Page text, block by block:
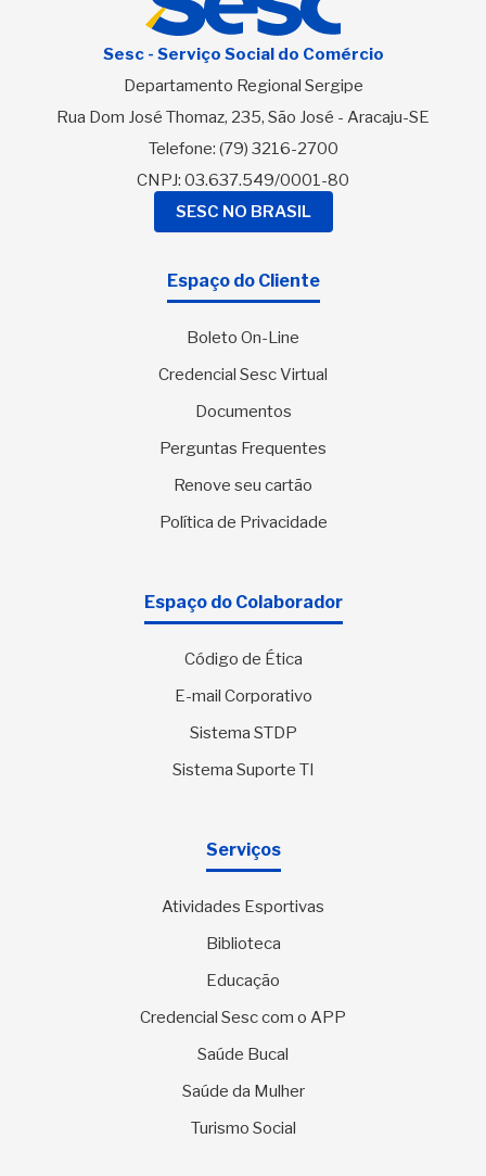
Sesc - Serviço Social do Comércio
Departamento Regional Sergipe
Rua Dom José Thomaz, 235, São José - Aracaju-SE
Telefone: (79) 3216-2700
CNPJ: 03.637.549/0001-80
SESC NO BRASIL
Espaço do Cliente
Boleto On-Line
Credencial Sesc Virtual
Documentos
Perguntas Frequentes
Renove seu cartão
Política de Privacidade
Espaço do Colaborador
Código de Ética
E-mail Corporativo
Sistema STDP
Sistema Suporte TI
Serviços
Atividades Esportivas
Biblioteca
Educação
Credencial Sesc com o APP
Saúde Bucal
Saúde da Mulher
Turismo Social